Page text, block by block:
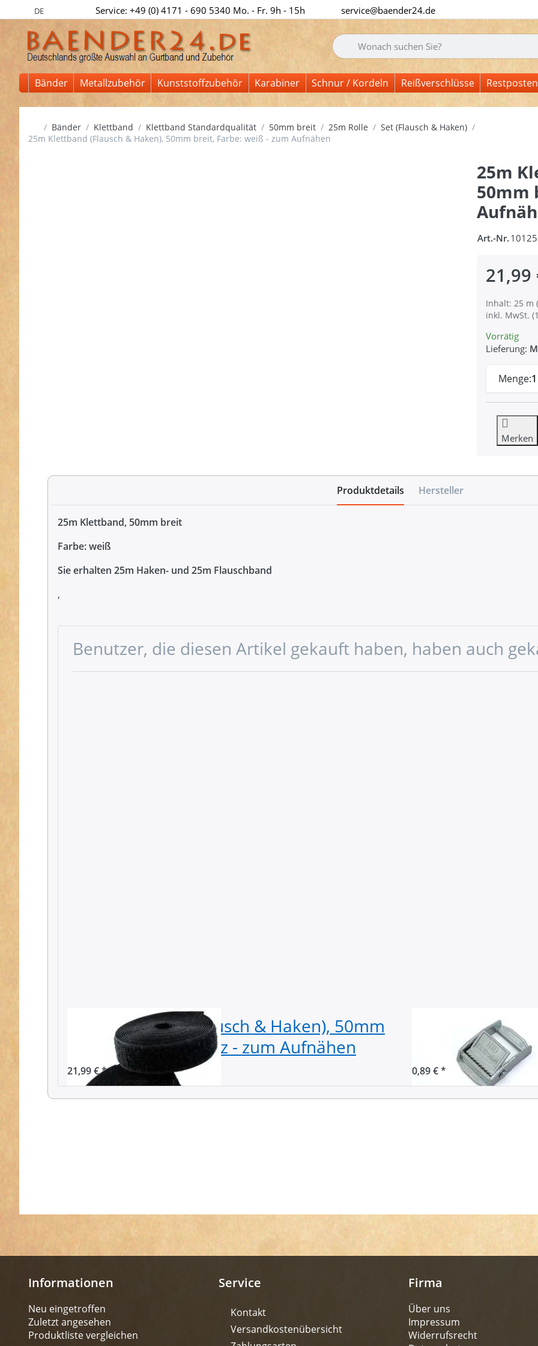
DE Service: +49 (0) 4171 - 690 5340 Mo. - Fr. 9h - 15h service@baender24.de
Geben Sie einen Suchbegriff ein. Während Sie
Bänder Metallzubehör Kunststoffzubehör Karabiner Schnur / Kordeln Reißverschlüsse Restposten
Startseite
Bänder Klettband Klettband Standardqualität 50mm breit 25m Rolle
Set (Flausch & Haken)
25m Klettband (Flausch & Haken), 50mm breit, Farbe: weiß - zum Aufnähen
25m
50mm
Art.-Nr.
21,99
Inhalt: 25 m
inkl. MwSt.
Vorrätig
Lieferung:
Menge:1
Merken
Produktdetails Hersteller
25m Klettband, 50mm breit
Farbe: weiß
Sie erhalten 25m Haken- und 25m Flauschband
,
Benutzer, die diesen Artikel gekauft haben, haben auch
25m Klettband (Flausch & Haken), 50mm
breit, Farbe: schwarz - zum Aufnähen
21,99 € *
250kg - 25mm
0,89 € *
Informationen
Neu eingetroffen
Zuletzt angesehen
Produktliste vergleichen
Service
Kontakt
Versandkostenübersicht
Firma
Über uns
Impressum
Widerrufsrecht